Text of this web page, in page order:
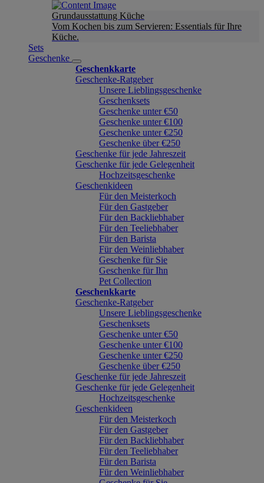
Grundausstattung Küche
Vom Kochen bis zum Servieren: Essentials für Ihre
Küche.
Sets
Geschenke
Geschenkkarte
Geschenke-Ratgeber
Unsere Lieblingsgeschenke
Geschenksets
Geschenke unter €50
Geschenke unter €100
Geschenke unter €250
Geschenke über €250
Geschenke für jede Jahreszeit
Geschenke für jede Gelegenheit
Hochzeitsgeschenke
Geschenkideen
Für den Meisterkoch
Für den Gastgeber
Für den Backliebhaber
Für den Teeliebhaber
Für den Barista
Für den Weinliebhaber
Geschenke für Sie
Geschenke für Ihn
Pet Collection
Geschenkkarte
Geschenke-Ratgeber
Unsere Lieblingsgeschenke
Geschenksets
Geschenke unter €50
Geschenke unter €100
Geschenke unter €250
Geschenke über €250
Geschenke für jede Jahreszeit
Geschenke für jede Gelegenheit
Hochzeitsgeschenke
Geschenkideen
Für den Meisterkoch
Für den Gastgeber
Für den Backliebhaber
Für den Teeliebhaber
Für den Barista
Für den Weinliebhaber